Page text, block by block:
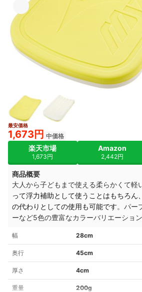
最安価格
1,673円 中価格
楽天市場
1,673円
Amazon
2,442円
商品概要
大人から子どもまで使える柔らかくて軽
って浮力補助として使うことはもちろん
の代わりとしての使用も可能です。パー
ーなど5色の豊富なカラーバリエーション
幅 28cm
奥行 45cm
厚さ 4cm
重量 200g